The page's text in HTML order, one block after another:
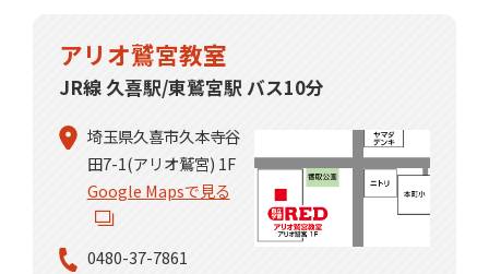
アリオ鷲宮教室
JR線 久喜駅/東鷲宮駅 バス10分
埼玉県久喜市久本寺谷
田7-1(アリオ鷲宮) 1F
Google Mapsで見る
0480-37-7861